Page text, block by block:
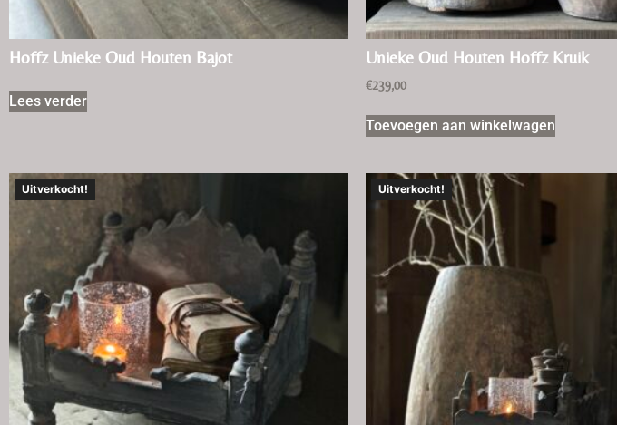
Hoffz Unieke Oud Houten Bajot
Lees verder
Unieke Oud Houten Hoffz Kruik
€239,00
Toevoegen aan winkelwagen
Uitverkocht! Uitverkocht!